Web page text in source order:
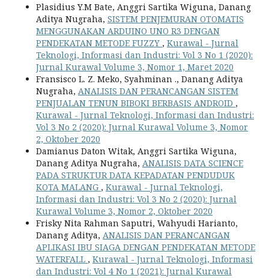
Plasidius Y.M Bate, Anggri Sartika Wiguna, Danang
Aditya Nugraha, SISTEM PENJEMURAN OTOMATIS
MENGGUNAKAN ARDUINO UNO R3 DENGAN
PENDEKATAN METODE FUZZY , Kurawal - Jurnal
Teknologi, Informasi dan Industri: Vol 3 No 1 (2020):
Jurnal Kurawal Volume 3, Nomor 1, Maret 2020
Fransisco L. Z. Meko, Syahminan ., Danang Aditya
Nugraha, ANALISIS DAN PERANCANGAN SISTEM
PENJUALAN TENUN BIBOKI BERBASIS ANDROID ,
Kurawal - Jurnal Teknologi, Informasi dan Industri:
Vol 3 No 2 (2020): Jurnal Kurawal Volume 3, Nomor
2, Oktober 2020
Damianus Daton Witak, Anggri Sartika Wiguna,
Danang Aditya Nugraha, ANALISIS DATA SCIENCE
PADA STRUKTUR DATA KEPADATAN PENDUDUK
KOTA MALANG , Kurawal - Jurnal Teknologi,
Informasi dan Industri: Vol 3 No 2 (2020): Jurnal
Kurawal Volume 3, Nomor 2, Oktober 2020
Frisky Nita Rahman Saputri, Wahyudi Harianto,
Danang Aditya, ANALISIS DAN PERANCANGAN
APLIKASI IBU SIAGA DENGAN PENDEKATAN METODE
WATERFALL , Kurawal - Jurnal Teknologi, Informasi
dan Industri: Vol 4 No 1 (2021): Jurnal Kurawal